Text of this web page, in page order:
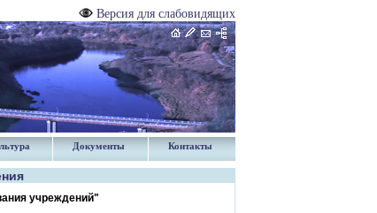
Версия для слабовидящих
Документы Контакты
учреждений"